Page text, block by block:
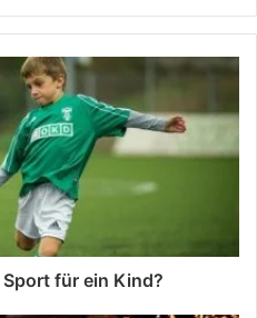
für ein Kind?